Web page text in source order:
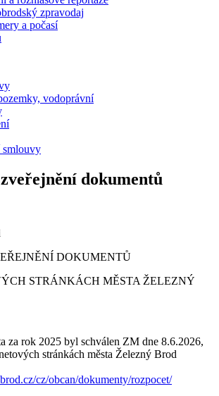
zpravodaj
a počasí
vodoprávní
smlouvy
dokumentů
DOKUMENTŮ
STRÁNKÁCH MĚSTA ŽELEZNÝ
za rok 2025 byl schválen ZM dne 8.6.2026,
stránkách města Železný Brod
cz/obcan/dokumenty/rozpocet/